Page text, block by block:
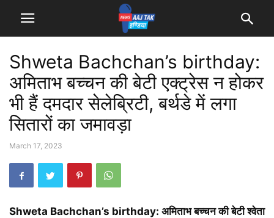
Shweta Bachchan’s birthday:
अमिताभ बच्चन की बेटी एक्ट्रेस न होकर
भी हैं दमदार सेलेब्रिटी, बर्थडे में लगा
सितारों का जमावड़ा
March 17, 2023
Shweta Bachchan’s birthday: अमिताभ बच्चन की बेटी श्वेता